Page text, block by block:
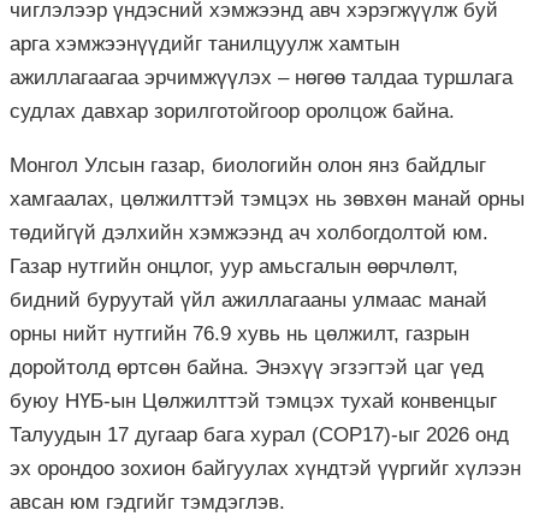
чиглэлээр үндэсний хэмжээнд авч хэрэгжүүлж буй
арга хэмжээнүүдийг танилцуулж хамтын
ажиллагаагаа эрчимжүүлэх – нөгөө талдаа туршлага
судлах давхар зорилготойгоор оролцож байна.
Монгол Улсын газар, биологийн олон янз байдлыг
хамгаалах, цөлжилттэй тэмцэх нь зөвхөн манай орны
төдийгүй дэлхийн хэмжээнд ач холбогдолтой юм.
Газар нутгийн онцлог, уур амьсгалын өөрчлөлт,
бидний буруутай үйл ажиллагааны улмаас манай
орны нийт нутгийн 76.9 хувь нь цөлжилт, газрын
доройтолд өртсөн байна. Энэхүү эгзэгтэй цаг үед
буюу НҮБ-ын Цөлжилттэй тэмцэх тухай конвенцыг
Талуудын 17 дугаар бага хурал (COP17)-ыг 2026 онд
эх орондоо зохион байгуулах хүндтэй үүргийг хүлээн
авсан юм гэдгийг тэмдэглэв.